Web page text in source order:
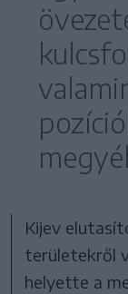
Kijev
területekről
helyette a